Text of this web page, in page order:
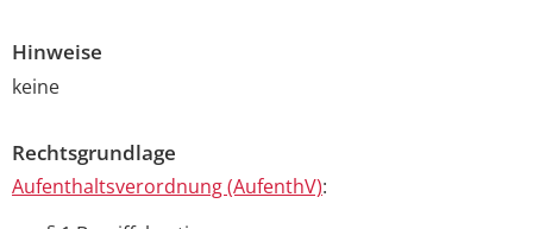
Hinweise
keine
Rechtsgrundlage
Aufenthaltsverordnung (AufenthV):